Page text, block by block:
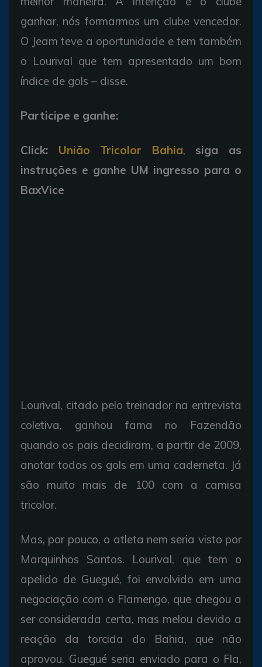
ganhar, nós formarmos um clube vencedor.
O Jeam teve a oportunidade e tem também
o Lourival que tem apresentado um bom
índice de gols – disse.
Participe e ganhe:
Click: União Tricolor Bahia, siga as
instruções e ganhe UM ingresso para o
BaxVice
Lourival, citado pelo treinador na entrevista
coletiva, ganhou fama no Fazendão
quando os pais decidiram, a partir de 2009,
anotar todos os gols em uma caderneta. Já
são muito mais de 100 com a camisa
tricolor.
Mas, por pouco, o atleta nem seria visto por
Marquinhos Santos. Lourival, que tem o
apelido de Guegué, foi envolvido em uma
negociação com o Flamengo, que chegou a
ser considerada certa, mas melou devido a
reação da torcida do Bahia, que não
aprovou. Guegué seria enviado para o Fla,